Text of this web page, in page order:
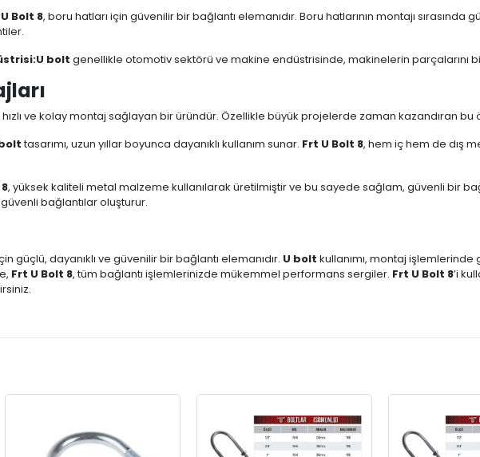
Bolt 8, boru hatları için güvenilir bir bağlantı elemanıdır. Boru hatlarının montajı
U bolt genellikle otomotiv sektörü ve makine endüstrisinde, makinelerin parçalarını
hızlı ve kolay montaj sağlayan bir üründür. Özellikle büyük projelerde zaman kazandıran bu
tasarımı, uzun yıllar boyunca dayanıklı kullanım sunar. Frt U Bolt 8, hem iç hem de dış
, yüksek kaliteli metal malzeme kullanılarak üretilmiştir ve bu sayede sağlam, güvenli bir
bağlantılar oluşturur.
güçlü, dayanıklı ve güvenilir bir bağlantı elemanıdır. U bolt kullanımı, montaj işlemlerinde
Frt U Bolt 8, tüm bağlantı işlemlerinizde mükemmel performans sergiler. Frt U Bolt 8’i